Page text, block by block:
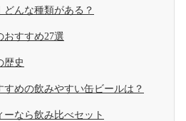
んな種類がある？
おすすめ27選
歴史
めの飲みやすい缶ビールは？
なら飲み比べセット